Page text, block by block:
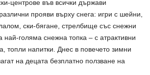
центрове във всички държави
прояви върху снега: игри с шейни,
ски-бягане, стрелбище със снежни
най-голяма снежна топка – с атрактивни
топли напитки. Днес в повечето зимни
на децата безплатно ползване на